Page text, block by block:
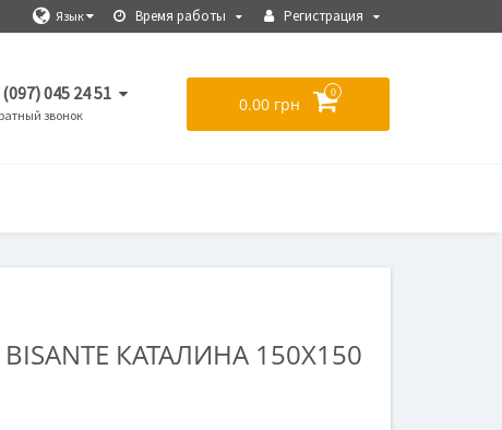
Язык Время работы Регистрация
045 24 51
звонок 0.00 грн
0
КАТАЛИНА 150Х150